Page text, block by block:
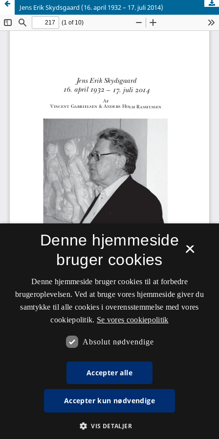
Jens Erik Skydsgaard (16. april 1932 – 17. juli 2014)
×
Denne hjemmeside
bruger cookies
Denne hjemmeside bruger cookies til at forbedre
brugeroplevelsen. Ved at bruge vores hjemmeside giver du
samtykke til alle cookies i overensstemmelse med vores
cookiepolitik. Se vores cookiepolitik
Absolut nødvendige
Accepter alle
Accepter kun nødvendige
VIS DETALJER